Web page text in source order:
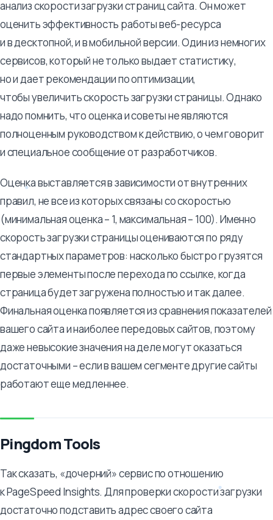
анализ скорости загрузки страниц сайта. Он может
оценить эффективность работы веб-ресурса
и в десктопной, и в мобильной версии. Один из немногих
сервисов, который не только выдает статистику,
но и дает рекомендации по оптимизации,
чтобы увеличить скорость загрузки страницы. Однако
надо помнить, что оценка и советы не являются
полноценным руководством к действию, о чем говорит
и специальное сообщение от разработчиков.
Оценка выставляется в зависимости от внутренних
правил, не все из которых связаны со скоростью
(минимальная оценка – 1, максимальная – 100). Именно
скорость загрузки страницы оцениваются по ряду
стандартных параметров: насколько быстро грузятся
первые элементы после перехода по ссылке, когда
страница будет загружена полностью и так далее.
Финальная оценка появляется из сравнения показателей
вашего сайта и наиболее передовых сайтов, поэтому
даже невысокие значения на деле могут оказаться
достаточными – если в вашем сегменте другие сайты
работают еще медленнее.
Pingdom Tools
Так сказать, «дочерний» сервис по отношению
к PageSpeed Insights. Для проверки скорости загрузки
достаточно подставить адрес своего сайта